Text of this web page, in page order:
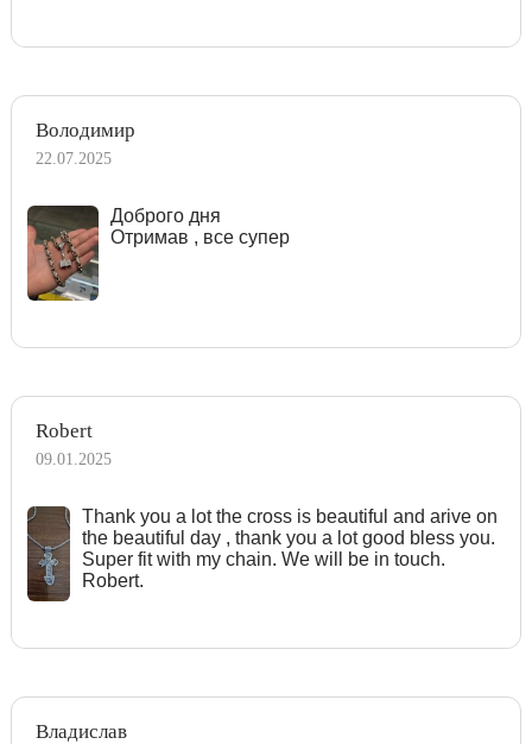
Володимир
22.07.2025
Доброго дня
Отримав , все супер
Robert
09.01.2025
Тhank you a lot the cross is beautiful and arive on
the beautiful day , thank you a lot good bless you.
Super fit with my chain. We will be in touch.
Robert.
Владислав